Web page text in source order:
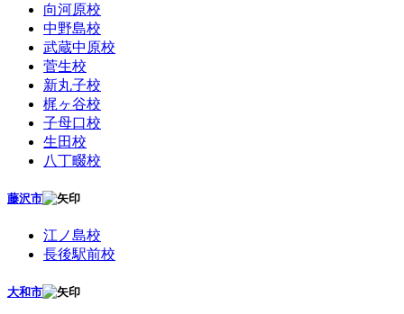
向河原校
中野島校
武蔵中原校
菅生校
新丸子校
梶ヶ谷校
子母口校
生田校
八丁畷校
藤沢市
江ノ島校
長後駅前校
大和市